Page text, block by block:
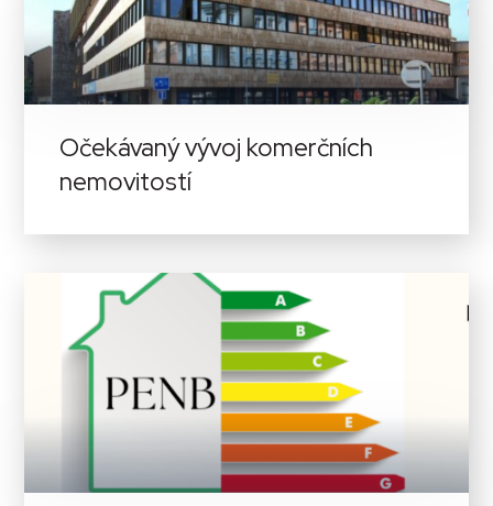
Očekávaný vývoj komerčních
nemovitostí